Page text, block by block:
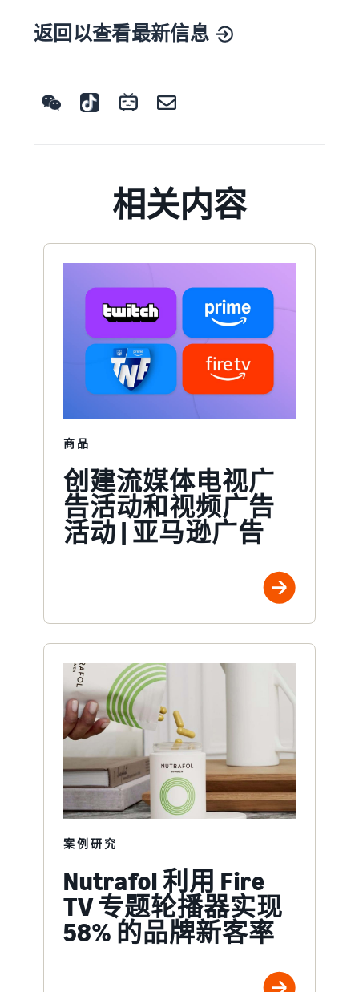
返回以查看最新信息
相关内容
商品
创建流媒体电视广
告活动和视频广告
活动 | 亚马逊广告
案例研究
Nutrafol 利用 Fire
TV 专题轮播器实现
58% 的品牌新客率